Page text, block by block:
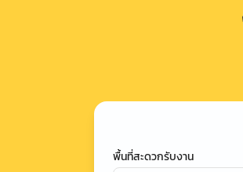
พื้นที่สะดวกรับงาน